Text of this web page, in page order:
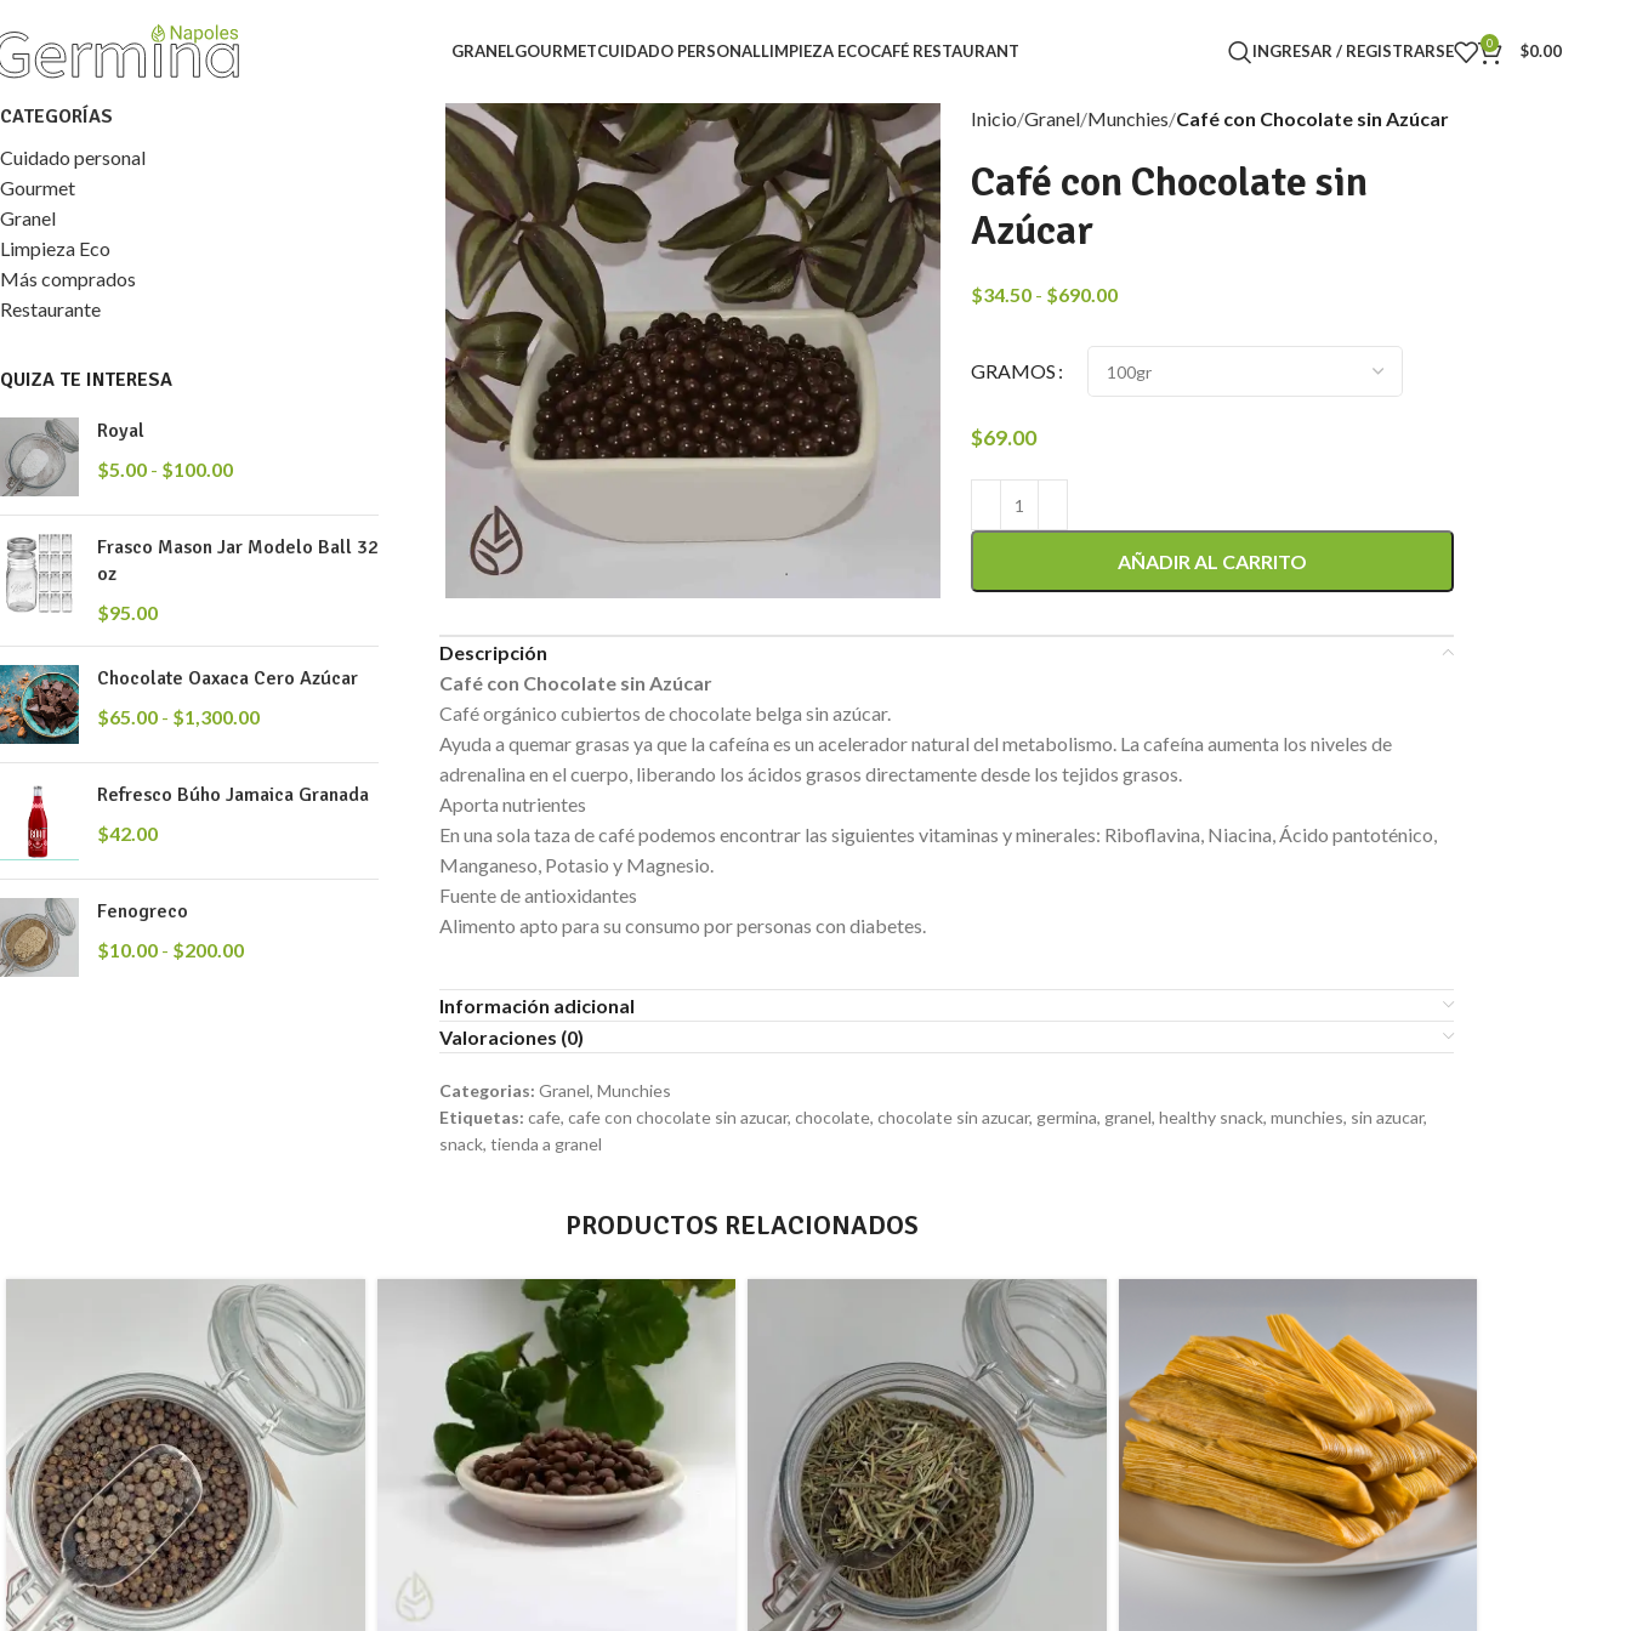
GRANELGOURMETCUIDADO PERSONALLIMPIEZA ECOCAFÉ RESTAURANT INGRESAR / REGISTRARSE 0 $0.00
CATEGORÍAS
Cuidado personal
Gourmet
Granel
Limpieza Eco
Más comprados
Restaurante
QUIZA TE INTERESA
Royal
$5.00 - $100.00
Frasco Mason Jar Modelo Ball 32
oz
$95.00
Chocolate Oaxaca Cero Azúcar
$65.00 - $1,300.00
Refresco Búho Jamaica Granada
$42.00
Fenogreco
$10.00 - $200.00
Inicio Granel Munchies Café con Chocolate sin Azúcar
Café con Chocolate sin
Azúcar
$34.50 - $690.00
GRAMOS
$69.00
AÑADIR AL CARRITO
Descripción
Café con Chocolate sin Azúcar
Café orgánico cubiertos de chocolate belga sin azúcar.
Ayuda a quemar grasas ya que la cafeína es un acelerador natural del metabolismo. La cafeína aumenta los niveles de
adrenalina en el cuerpo, liberando los ácidos grasos directamente desde los tejidos grasos.
Aporta nutrientes
En una sola taza de café podemos encontrar las siguientes vitaminas y minerales: Riboflavina, Niacina, Ácido pantoténico,
Manganeso, Potasio y Magnesio.
Fuente de antioxidantes
Alimento apto para su consumo por personas con diabetes.
Información adicional
Valoraciones (0)
Categorias:Granel,Munchies
Etiquetas:cafe,cafe con chocolate sin azucar,chocolate,chocolate sin azucar, germina, granel,healthy snack,munchies, sin azucar,
snack,tienda a granel
PRODUCTOS RELACIONADOS